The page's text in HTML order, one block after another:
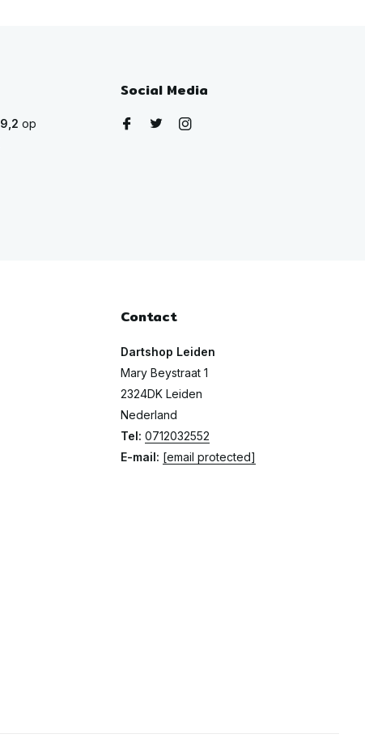
9,2 op
Social Media
Contact
Dartshop Leiden
Mary Beystraat 1
2324DK Leiden
Nederland
Tel: 0712032552
E-mail: [email protected]